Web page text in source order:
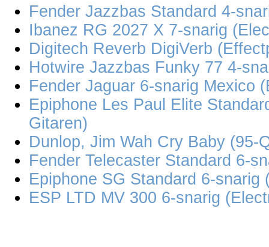
Fender Jazzbas Standard 4-
Ibanez RG 2027 X 7-snarig
Digitech Reverb DigiVerb
Hotwire Jazzbas Funky 77 4-
Fender Jaguar 6-snarig Mexico
Epiphone Les Paul Elite
Gitaren)
Dunlop, Jim Wah Cry Baby (95-
Fender Telecaster Standard 6-
Epiphone SG Standard 6-snarig
ESP LTD MV 300 6-snarig